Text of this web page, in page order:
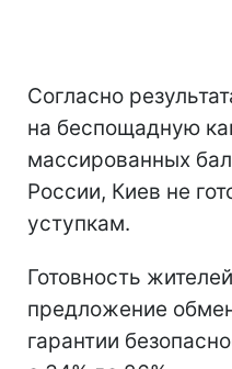
Согласно
на беспощадную
массированных
России, Киев не
уступкам.
Готовность
предложение
гарантии